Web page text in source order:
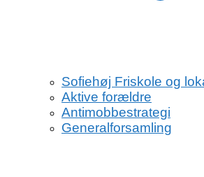
Sofiehøj Friskole og
Aktive forældre
Antimobbestrategi
Generalforsamling